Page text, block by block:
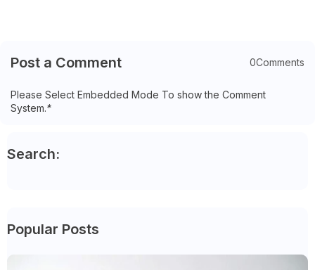
Post a Comment 0Comments
Please Select Embedded Mode To show the Comment
System.*
Search:
Popular Posts